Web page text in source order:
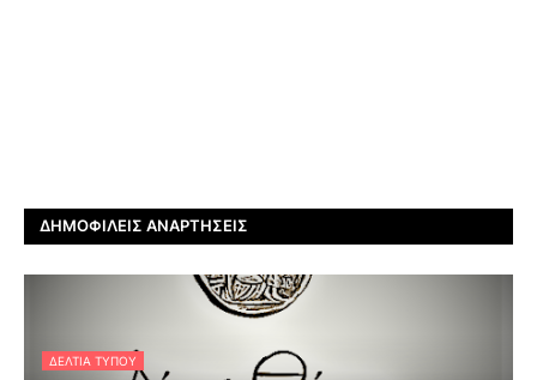
ΔΗΜΟΦΙΛΕΊΣ ΑΝΑΡΤΉΣΕΙΣ
ΔΕΛΤΊΑ ΤΎΠΟΥ